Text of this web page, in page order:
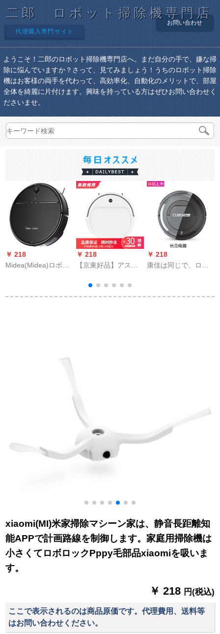
二郎 ロボット掃除機専門店
代理購入専門サイト
お問い合わせ
ようこそ！二郎のロボット掃除機専門店へ。まだ自分の手で、嫌な掃
除に悩んでいますか？さって、見てみましょう！うちのロボット掃除
機はお客様の両手を代わって、高効率化、自動化のメリットで、部屋
全体を綺麗に片付けます。興味を持っている方はぜひお問い合わせく
ださいませ。
￥ 218
Midea(Midea)ロボッ
レップ一体機(曜石黒)
￥ 218
【京東好品】アスタ
機がお上手一体機の
白を掃除します。
￥ 218
康佳は同じで、ロボ
者が一体機を掃除し
xiaomi(MI)米家掃除マシーン家は、静音長距離知
能APPで計画路線を制御します。家庭用掃除機は
小さくてロボロックPppy毛部品xiaomiを吸いま
す。
￥ 218 円(税込)
ここで表示されるのは商品原価です。代理費用、送料等
はお問い合わせください。